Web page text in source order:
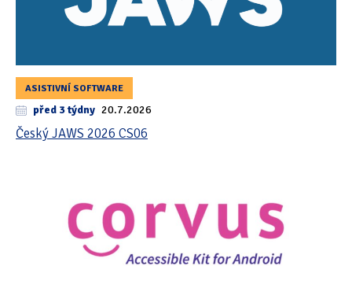
ASISTIVNÍ SOFTWARE
před 3 týdny 20.7.2026
Český JAWS 2026 CS06